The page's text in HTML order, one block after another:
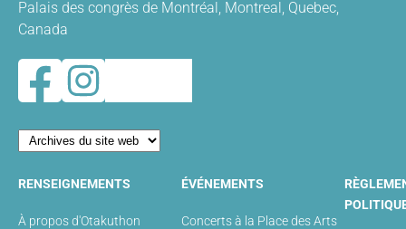
Palais des congrès de Montréal, Montreal, Quebec,
Canada
RENSEIGNEMENTS
À propos d'Otakuthon
ÉVÉNEMENTS
Concerts à la Place des Arts